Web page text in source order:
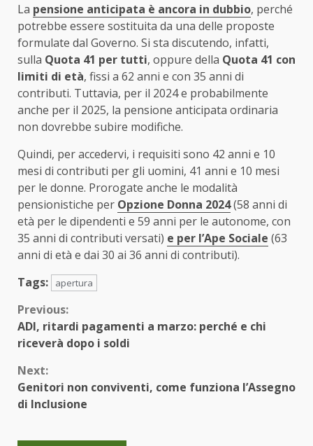
La pensione anticipata è ancora in dubbio, perché
potrebbe essere sostituita da una delle proposte
formulate dal Governo. Si sta discutendo, infatti,
sulla Quota 41 per tutti, oppure della Quota 41 con
limiti di età, fissi a 62 anni e con 35 anni di
contributi. Tuttavia, per il 2024 e probabilmente
anche per il 2025, la pensione anticipata ordinaria
non dovrebbe subire modifiche.
Quindi, per accedervi, i requisiti sono 42 anni e 10
mesi di contributi per gli uomini, 41 anni e 10 mesi
per le donne. Prorogate anche le modalità
pensionistiche per Opzione Donna 2024(58 anni di
età per le dipendenti e 59 anni per le autonome, con
35 anni di contributi versati) e per l’Ape Sociale (63
anni di età e dai 30 ai 36 anni di contributi).
Tags:
apertura
Continue
Reading
Previous:
ADI, ritardi pagamenti a marzo: perché e chi
riceverà dopo i soldi
Next:
Genitori non conviventi, come funziona l’Assegno
di Inclusione